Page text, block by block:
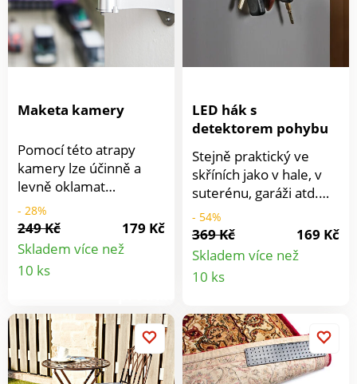
Maketa kamery
Pomocí této atrapy
kamery lze účinně a
levně oklamat
pachatele trestné
činnosti. Design,
konstrukce a červená
blikající LED dioda
realisticky napodobují
systému. Není nutné
žádné zapojení. Montáž
na strop nebo stěnu je
snadná a rychlá. Pro
- 28%
249 Kč
179 Kč
Skladem více než
10 ks
LED hák s
detektorem pohybu
Stejně praktický ve
skříních jako v hale, v
suterénu, garáži atd.
Energeticky úsporný
věšák se rozsvítí, když
se přiblížíte,
automaticky se zase
vypne.
- 54%
369 Kč
169 Kč
Skladem více než
10 ks